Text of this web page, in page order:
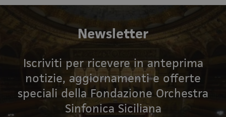
Newsletter
Iscriviti per ricevere in anteprima
notizie, aggiornamenti e offerte
speciali della Fondazione Orchestra
Sinfonica Siciliana